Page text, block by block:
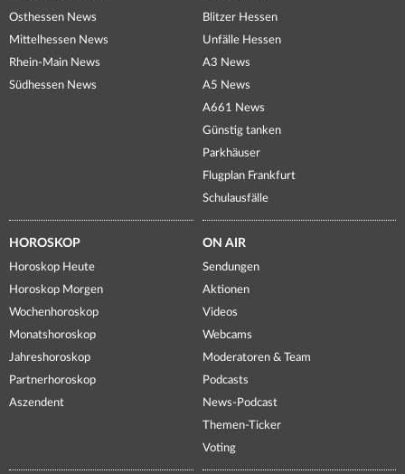
Osthessen News
Mittelhessen News
Rhein-Main News
Südhessen News
Blitzer Hessen
Unfälle Hessen
A3 News
A5 News
A661 News
Günstig tanken
Parkhäuser
Flugplan Frankfurt
Schulausfälle
HOROSKOP
Horoskop Heute
Horoskop Morgen
Wochenhoroskop
Monatshoroskop
Jahreshoroskop
Partnerhoroskop
Aszendent
ON AIR
Sendungen
Aktionen
Videos
Webcams
Moderatoren & Team
Podcasts
News-Podcast
Themen-Ticker
Voting